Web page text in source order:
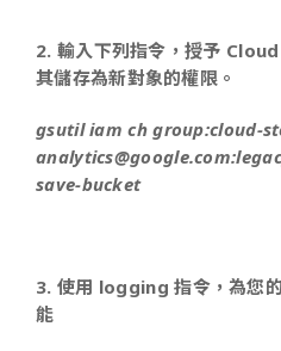
2. 輸入下列指令，授予
其儲存為新對象的權限。
gsutil iam ch group:cloud-
save-bucket
3. 使用 logging 指令，為您
能